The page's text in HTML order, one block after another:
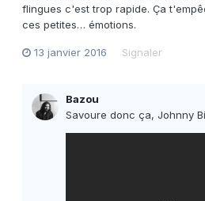
flingues c'est trop rapide. Ça
ces petites… émotions.
13 janvier 2016 Signaler
Bazou
Savoure donc ça, Johnny